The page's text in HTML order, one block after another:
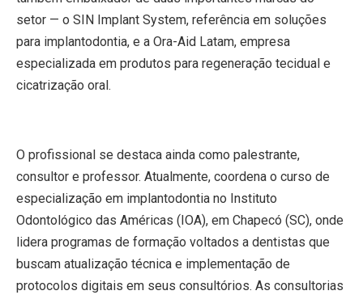
setor — o SIN Implant System, referência em soluções
para implantodontia, e a Ora-Aid Latam, empresa
especializada em produtos para regeneração tecidual e
cicatrização oral.
O profissional se destaca ainda como palestrante,
consultor e professor. Atualmente, coordena o curso de
especialização em implantodontia no Instituto
Odontológico das Américas (IOA), em Chapecó (SC), onde
lidera programas de formação voltados a dentistas que
buscam atualização técnica e implementação de
protocolos digitais em seus consultórios. As consultorias